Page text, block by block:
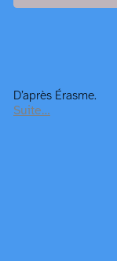
D’après Érasme.
Suite…